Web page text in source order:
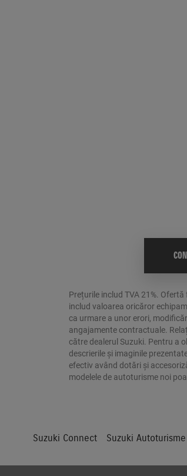
Prețurile includ TVA 21%.
includ valoarea oricăror
ca urmare a unor erori,
angajamente contractuale.
către dealerul Suzuki. Pentru a
descrierile și imaginile
efectiv având dotări și
modelele de autoturisme noi
Suzuki Connect Suzuki Autoturisme